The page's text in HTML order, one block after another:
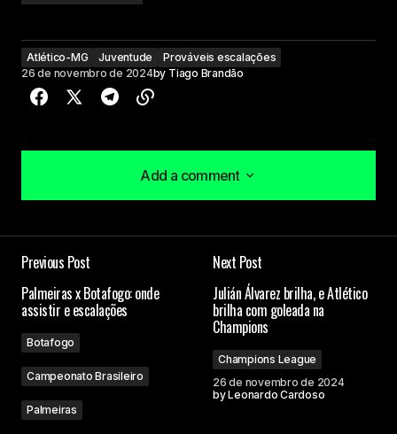
Atlético-MG Juventude
Prováveis escalações
26 de novembro de 2024by Tiago Brandão
Add a comment
Add a comment
Campos obrigatórios são marcados com*
Comment
Previous Post
Palmeiras x Botafogo: onde
assistir e escalações
Botafogo
Campeonato Brasileiro
Palmeiras
Next Post
Julián Álvarez brilha, e Atlético
brilha com goleada na
Champions
Champions League
26 de novembro de 2024
byLeonardo Cardoso